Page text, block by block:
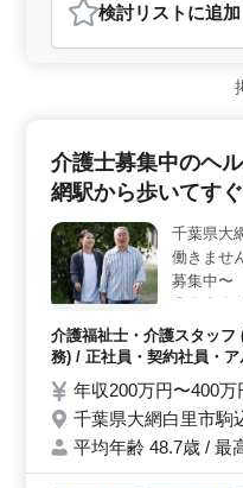
おすすめポイント
＜即日勤務可能な介護
での訪問介護のお仕事
豊富な方を歓迎していま
す。 ＜業務内容＞ 服
者の日常生活を支援する
とした雰囲気の職場で困
トしますので安心して
ポイント＞ 交通費の実
が良好です。週休2日制
けた働き方ができます。
た職場環境を提供します
環境です。
検討リスト に追加
介護士募集中のヘ
網駅から歩いてす
千葉県大
働きませ
募集中〜
薬介助 ◎
移動や動
ー通勤可
クセス良
ます！ ま
い♪
介護福祉士・介護スタッフ
務) / 正社員・契約社員・
年収200万円〜400
千葉県大網白里市駒
平均年齢 48.7歳 / 最